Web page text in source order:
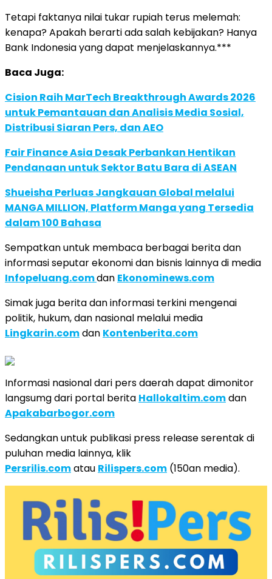
Tetapi faktanya nilai tukar rupiah terus melemah:
kenapa? Apakah berarti ada salah kebijakan? Hanya
Bank Indonesia yang dapat menjelaskannya.***
Baca Juga:
Cision Raih MarTech Breakthrough Awards 2026
untuk Pemantauan dan Analisis Media Sosial,
Distribusi Siaran Pers, dan AEO
Fair Finance Asia Desak Perbankan Hentikan
Pendanaan untuk Sektor Batu Bara di ASEAN
Shueisha Perluas Jangkauan Global melalui
MANGA MILLION, Platform Manga yang Tersedia
dalam 100 Bahasa
Sempatkan untuk membaca berbagai berita dan
informasi seputar ekonomi dan bisnis lainnya di media
Infopeluang.comdan Ekonominews.com
Simak juga berita dan informasi terkini mengenai
politik, hukum, dan nasional melalui media
Lingkarin.comdan Kontenberita.com
Informasi nasional dari pers daerah dapat dimonitor
langsumg dari portal berita Hallokaltim.comdan
Apakabarbogor.com
Sedangkan untuk publikasi press release serentak di
puluhan media lainnya, klik
Persrilis.comatau Rilispers.com (150an media).